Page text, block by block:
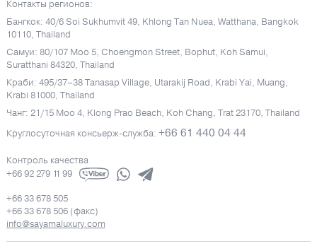
Контакты регионов:
Бангкок: 40/6 Soi Sukhumvit 49, Khlong Tan Nuea, Watthana, Bangkok
10110, Thailand
Самуи: 80/107 Moo 5, Choengmon Street, Bophut, Koh Samui,
Suratthani 84320, Thailand
Краби: 495/37–38 Tanasap Village, Utarakij Road, Krabi Yai, Muang,
Krabi 81000, Thailand
Чанг: 21/15 Moo 4, Klong Prao Beach, Koh Chang, Trat 23170, Thailand
Круглосуточная консьерж-служба: +66 61 440 04 44
Контроль качества
+66 92 279 11 99
+66 33 678 505
+66 33 678 506 (факс)
info@sayamaluxury.com